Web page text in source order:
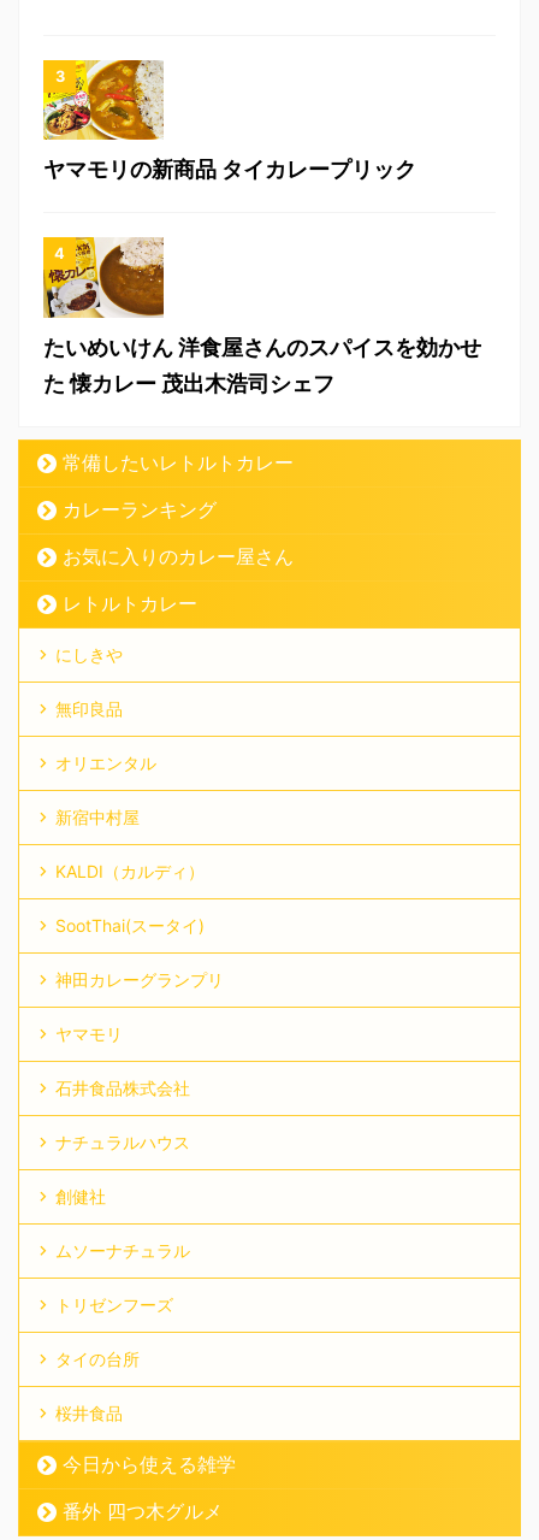
ヤマモリの新商品 タイカレープリック
たいめいけん 洋食屋さんのスパイスを効かせ
た 懐カレー 茂出木浩司シェフ
常備したいレトルトカレー
カレーランキング
お気に入りのカレー屋さん
レトルトカレー
にしきや
無印良品
オリエンタル
新宿中村屋
KALDI（カルディ）
SootThai(スータイ)
神田カレーグランプリ
ヤマモリ
石井食品株式会社
ナチュラルハウス
創健社
ムソーナチュラル
トリゼンフーズ
タイの台所
桜井食品
今日から使える雑学
番外 四つ木グルメ